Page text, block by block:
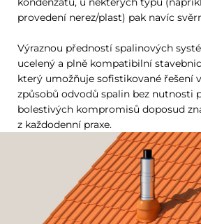
provedení nerez/plast) pak navíc
Výraznou předností spalinových
ucelený a plně kompatibilní
který umožňuje sofistikované řešení
způsobů odvodů spalin bez nutnosti
bolestivých kompromisů doposud
z každodenní praxe.